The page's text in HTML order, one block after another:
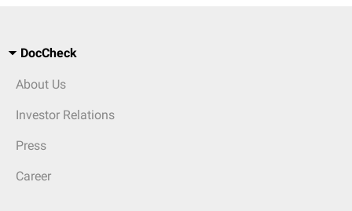
DocCheck
About Us
Investor Relations
Press
Career